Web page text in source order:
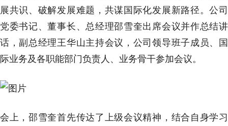
展共识、破解发展难题，共谋国际化发展新路径。公司
党委书记、董事长、总经理邵雪奎出席会议并作总结讲
话，副总经理王华山主持会议，公司领导班子成员、国
际业务及各职能部门负责人、业务骨干参加会议。
会上，邵雪奎首先传达了上级会议精神，结合自身学习